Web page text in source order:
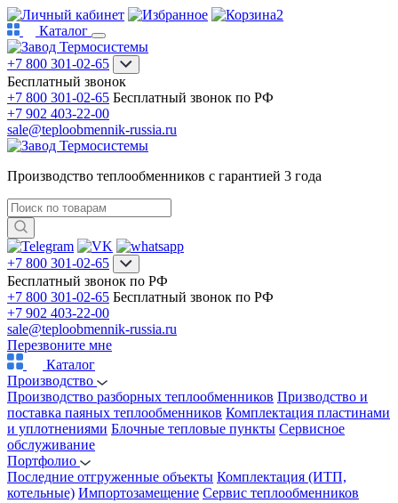
2
Каталог
+7 800 301-02-65
Бесплатный звонок
+7 800 301-02-65 Бесплатный звонок по РФ
+7 902 403-22-00
sale@teploobmennik-russia.ru
Производство теплообменников с гарантией 3 года
+7 800 301-02-65
Бесплатный звонок по РФ
+7 800 301-02-65 Бесплатный звонок по РФ
+7 902 403-22-00
sale@teploobmennik-russia.ru
Перезвоните мне
Каталог
Производство
Производство разборных теплообменников Призводство и
поставка паяных теплообменников Комплектация пластинами
и уплотнениями Блочные тепловые пункты Сервисное
обслуживание
Портфолио
Последние отгруженные объекты Комплектация (ИТП,
котельные) Импортозамещение Сервис теплообменников